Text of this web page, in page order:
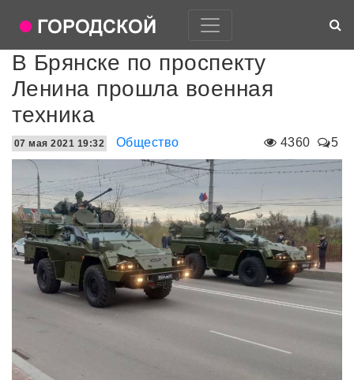
В Брянске по проспекту
Ленина прошла военная
техника
4360 5
07 мая 2021 19:32 Общество